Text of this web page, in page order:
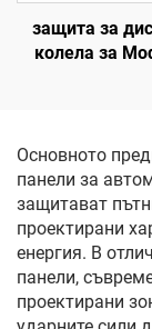
защита за
колела за
Основното
панели за
защитават
проектирани
енергия. В
панели,
проектирани